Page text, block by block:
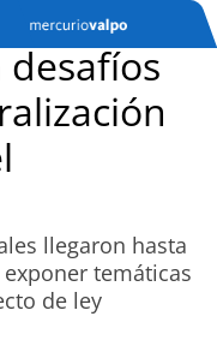
llegaron hasta
temáticas
de ley